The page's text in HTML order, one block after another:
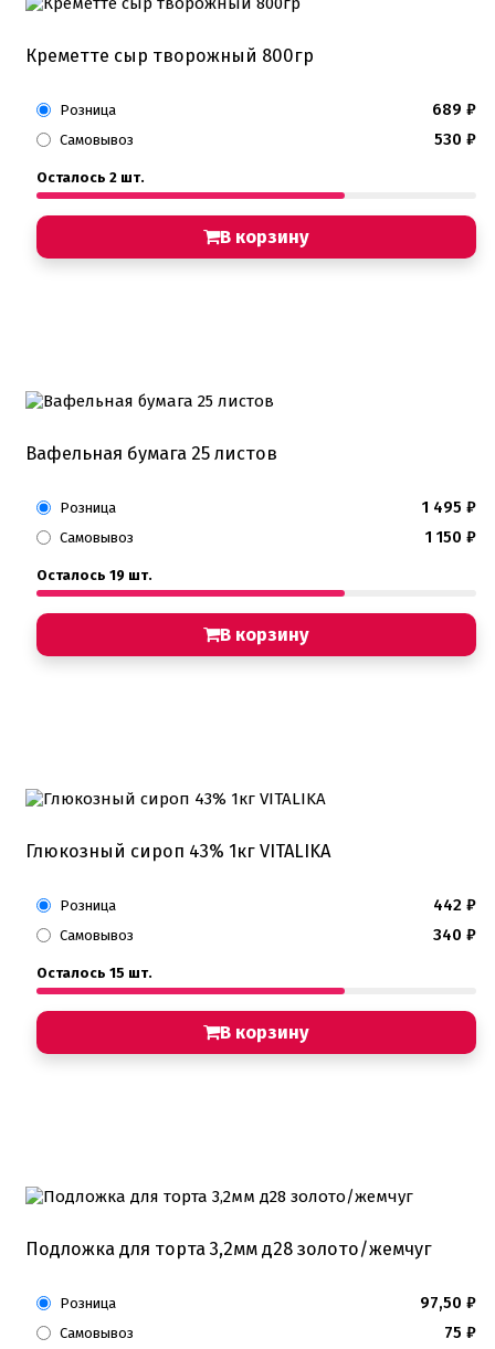
Креметте сыр творожный 800гр
Розница 689 ₽
Самовывоз 530 ₽
Осталось 2 шт.
В корзину
Вафельная бумага 25 листов
Розница 1 495 ₽
Самовывоз 1 150 ₽
Осталось 19 шт.
В корзину
Глюкозный сироп 43% 1кг VITALIKA
Розница 442 ₽
Самовывоз 340 ₽
Осталось 15 шт.
В корзину
Подложка для торта 3,2мм д28 золото/жемчуг
Розница 97,50 ₽
Самовывоз 75 ₽